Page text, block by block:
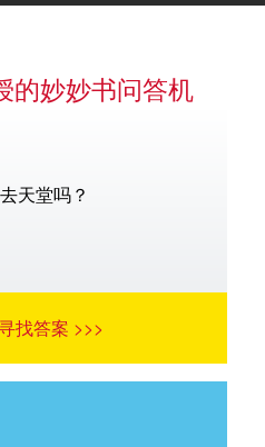
的妙妙书问答机
天堂吗？
找答案 >>>